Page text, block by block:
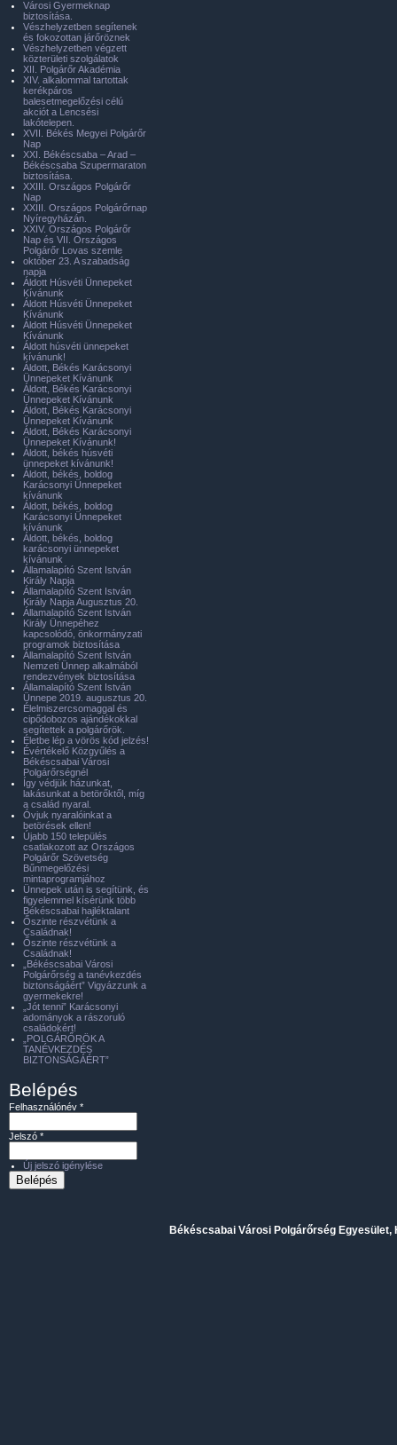
Városi Gyermeknap
biztosítása.
Vészhelyzetben segítenek
és fokozottan járőröznek
Vészhelyzetben végzett
közterületi szolgálatok
XII. Polgárőr Akadémia
XIV. alkalommal tartottak
kerékpáros
balesetmegelőzési célú
akciót a Lencsési
lakótelepen.
XVII. Békés Megyei Polgárőr
Nap
XXI. Békéscsaba – Arad –
Békéscsaba Szupermaraton
biztosítása.
XXIII. Országos Polgárőr
Nap
XXIII. Országos Polgárőrnap
Nyíregyházán.
XXIV. Országos Polgárőr
Nap és VII. Országos
Polgárőr Lovas szemle
október 23. A szabadság
napja
Áldott Húsvéti Ünnepeket
Kívánunk
Áldott Húsvéti Ünnepeket
Kívánunk
Áldott Húsvéti Ünnepeket
Kívánunk
Áldott húsvéti ünnepeket
kívánunk!
Áldott, Békés Karácsonyi
Ünnepeket Kívánunk
Áldott, Békés Karácsonyi
Ünnepeket Kívánunk
Áldott, Békés Karácsonyi
Ünnepeket Kívánunk
Áldott, Békés Karácsonyi
Ünnepeket Kívánunk!
Áldott, békés húsvéti
ünnepeket kívánunk!
Áldott, békés, boldog
Karácsonyi Ünnepeket
kívánunk
Áldott, békés, boldog
Karácsonyi Ünnepeket
kívánunk
Áldott, békés, boldog
karácsonyi ünnepeket
kívánunk
Államalapító Szent István
Király Napja
Államalapító Szent István
Király Napja Augusztus 20.
Államalapító Szent István
Király Ünnepéhez
kapcsolódó, önkormányzati
programok biztosítása
Államalapító Szent István
Nemzeti Ünnep alkalmából
rendezvények biztosítása
Államalapító Szent István
Ünnepe 2019. augusztus 20.
Élelmiszercsomaggal és
cipődobozos ajándékokkal
segítettek a polgárőrök.
Életbe lép a vörös kód jelzés!
Évértékelő Közgyűlés a
Békéscsabai Városi
Polgárőrségnél
Így védjük házunkat,
lakásunkat a betörőktől, míg
a család nyaral.
Óvjuk nyaralóinkat a
betörések ellen!
Újabb 150 település
csatlakozott az Országos
Polgárőr Szövetség
Bűnmegelőzési
mintaprogramjához
Ünnepek után is segítünk, és
figyelemmel kísérünk több
Békéscsabai hajléktalant
Őszinte részvétünk a
Családnak!
Őszinte részvétünk a
Családnak!
„Békéscsabai Városi
Polgárőrség a tanévkezdés
biztonságáért” Vigyázzunk a
gyermekekre!
„Jót tenni” Karácsonyi
adományok a rászoruló
családokért!
„POLGÁRŐRÖK A
TANÉVKEZDÉS
BIZTONSÁGÁÉRT”
Belépés
Felhasználónév *
Jelszó *
Új jelszó igénylése
Békéscsabai Városi Polgárőrség Egyesület,